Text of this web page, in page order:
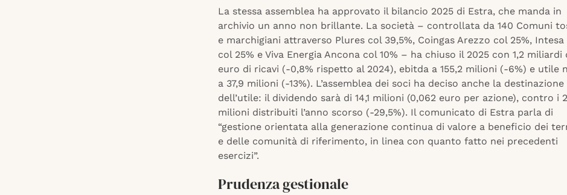
La stessa assemblea ha approvato il bilancio 2025 di Estra, che manda in
archivio un anno non brillante. La società – controllata da 140 Comuni
e marchigiani attraverso Plures col 39,5%, Coingas Arezzo col 25%, Intesa
col 25% e Viva Energia Ancona col 10% – ha chiuso il 2025 con 1,2 miliardi
euro di ricavi (-0,8% rispetto al 2024), ebitda a 155,2 milioni (-6%) e utile
a 37,9 milioni (-13%). L’assemblea dei soci ha deciso anche la destinazione
dell’utile: il dividendo sarà di 14,1 milioni (0,062 euro per azione), contro i
milioni distribuiti l’anno scorso (-29,5%). Il comunicato di Estra parla di
“gestione orientata alla generazione continua di valore a beneficio dei
e delle comunità di riferimento, in linea con quanto fatto nei precedenti
esercizi”.
Prudenza gestionale